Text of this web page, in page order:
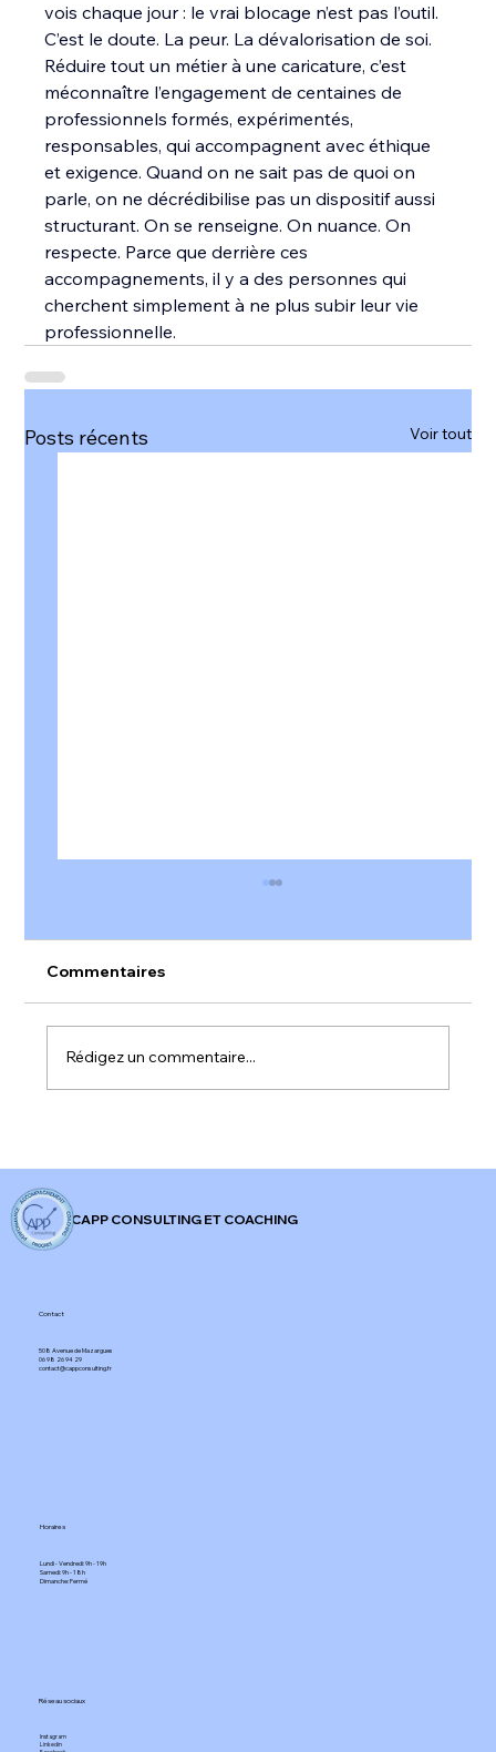
vois chaque jour : le vrai blocage n’est pas l’outil.
C’est le doute. La peur. La dévalorisation de soi.
Réduire tout un métier à une caricature, c’est
méconnaître l’engagement de centaines de
professionnels formés, expérimentés,
responsables, qui accompagnent avec éthique
et exigence. Quand on ne sait pas de quoi on
parle, on ne décrédibilise pas un dispositif aussi
structurant. On se renseigne. On nuance. On
respecte. Parce que derrière ces
accompagnements, il y a des personnes qui
cherchent simplement à ne plus subir leur vie
professionnelle.
Posts récents Voir tout
𝐅𝐫𝐚𝐧𝐜𝐞 !
Commentaires
Rédigez un commentaire...
CAPP CONSULTING ET COACHING
Contact
508 Avenue de Mazargues​
06 98 26 94 29​
contact@cappconsulting.fr
Horaires
Lundi - Vendredi: 9h - 19h
Samedi: 9h - 18h
Dimanche: Fermé​
Réseau sociaux
Instagram
Linkedin